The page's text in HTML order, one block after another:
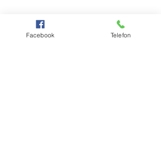
Facebook Telefon